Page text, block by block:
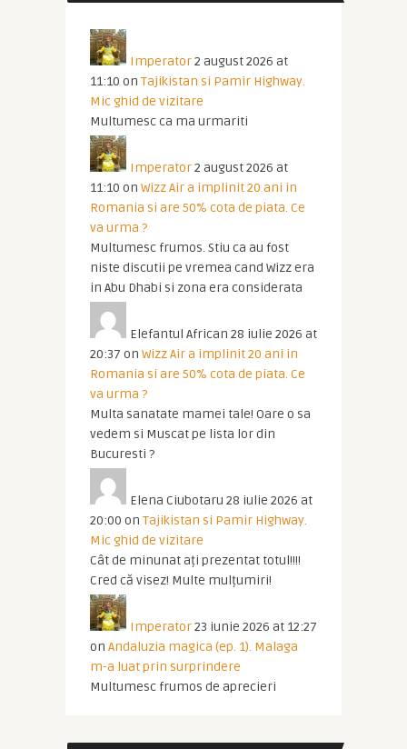
Imperator2 august 2026 at
11:10 on Tajikistan si Pamir Highway.
Mic ghid de vizitare
Multumesc ca ma urmariti
Imperator2 august 2026 at
11:10 on Wizz Air a implinit 20 ani in
Romania si are 50% cota de piata. Ce
va urma ?
Multumesc frumos. Stiu ca au fost
niste discutii pe vremea cand Wizz era
in Abu Dhabi si zona era considerata
Elefantul African 28 iulie 2026 at
20:37 on Wizz Air a implinit 20 ani in
Romania si are 50% cota de piata. Ce
va urma ?
Multa sanatate mamei tale! Oare o sa
vedem si Muscat pe lista lor din
Bucuresti ?
Elena Ciubotaru 28 iulie 2026 at
20:00 on Tajikistan si Pamir Highway.
Mic ghid de vizitare
Cât de minunat ați prezentat totul!!!!
Cred că visez! Multe mulțumiri!
Imperator23 iunie 2026 at 12:27
on Andaluzia magica (ep. 1). Malaga
m-a luat prin surprindere
Multumesc frumos de aprecieri